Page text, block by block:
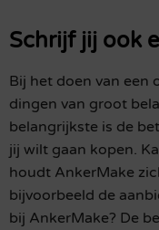
Schrijf jij ook
Bij het doen van een
dingen van groot
belangrijkste is de
jij wilt gaan kopen.
houdt AnkerMake
bijvoorbeeld de
bij AnkerMake? De